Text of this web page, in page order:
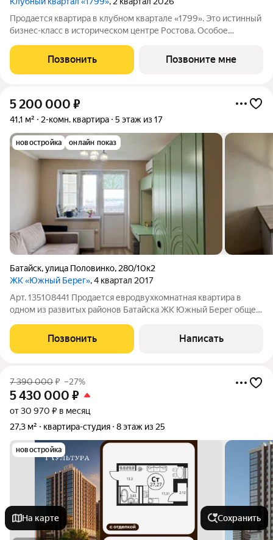
Продается квартира в клубном квартале «1799». Это истинный
бизнес-класс в историческом центре Ростова. Особое
ту жизнь, которая подходит вам. Где каждое мгновение
становится частью семейной
Позвонить Позвоните мне
5 200 000 ₽
41,1 м² 2-комн. квартира 5 этаж из 17
новостройка онлайн показ
Батайск,улица Половинко, 280/10к2
ЖК «Южный Берег», 4 квартал 2017
Арт. 135108441 Продается евродвухкомнатная квартира в
одном из развитых районов Батайска ЖК Южный Берег общей
ремонт в светлых тонах, остается вся встроенная мебель.
Продуманные места хранения,
Позвонить Написать
7 390 000₽ –27%
5 430 000 ₽
от 30 970 ₽ в месяц
27,3 м²
квартира-студия 8 этаж из 25
новостройка
На карте Сохранить